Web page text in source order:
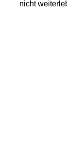
nicht